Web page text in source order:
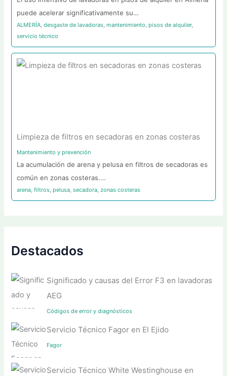
puede acelerar significativamente su…
ALMERÍA ,desgaste de lavadoras ,mantenimiento ,pisos de alquiler,
servicio técnico
Limpieza de filtros en secadoras en zonas costeras
Mantenimiento y prevención
La acumulación de arena y pelusa en filtros de secadoras es
común en zonas costeras.…
arena ,filtros ,pelusa ,secadora ,zonas costeras
Destacados
Significado y causas del Error F3 en lavadoras
AEG
Códigos de error y diagnósticos
Servicio Técnico Fagor en El Ejido
Fagor
Servicio Técnico White Westinghouse en